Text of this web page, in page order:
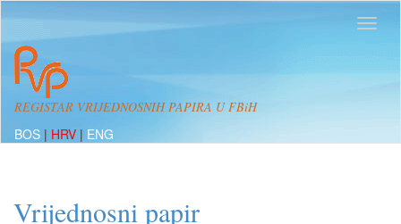
REGISTAR VRIJEDNOSNIH PAPIRA U FBiH
BOS | HRV | ENG
Vrijednosni papir